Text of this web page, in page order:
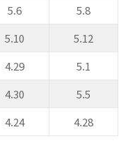
5.6
5.8
5.10
5.12
4.29
5.1
4.30
5.5
4.24 4.28